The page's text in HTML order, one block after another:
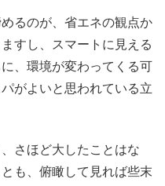
るのが、省エネの観点か
すし、スマートに見える
、環境が変わってくる可
がよいと思われている立
さほど大したことはな
も、俯瞰して見れば些末